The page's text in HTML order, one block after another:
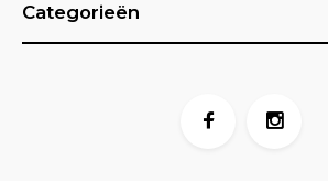
Categorieën